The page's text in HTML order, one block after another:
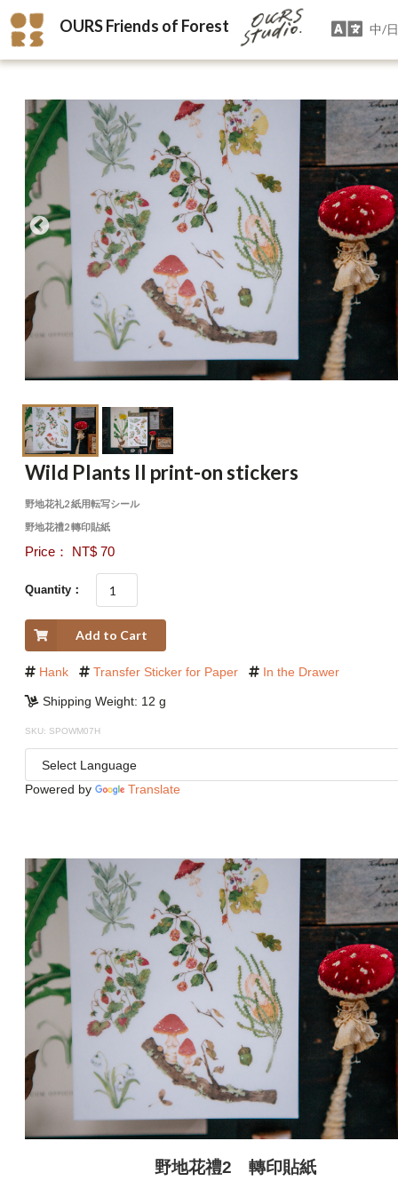
OURS Friends of Forest 中/
Wild Plants II print-on stickers
野地花礼2 紙用転写シール
野地花禮2 轉印貼紙
Price： NT$ 70
Quantity：
Add to Cart
Hank Transfer Sticker for Paper In the Drawer
Shipping Weight: 12 g
SKU: SPOWM07H
Powered by Translate
野地花禮2 轉印貼紙